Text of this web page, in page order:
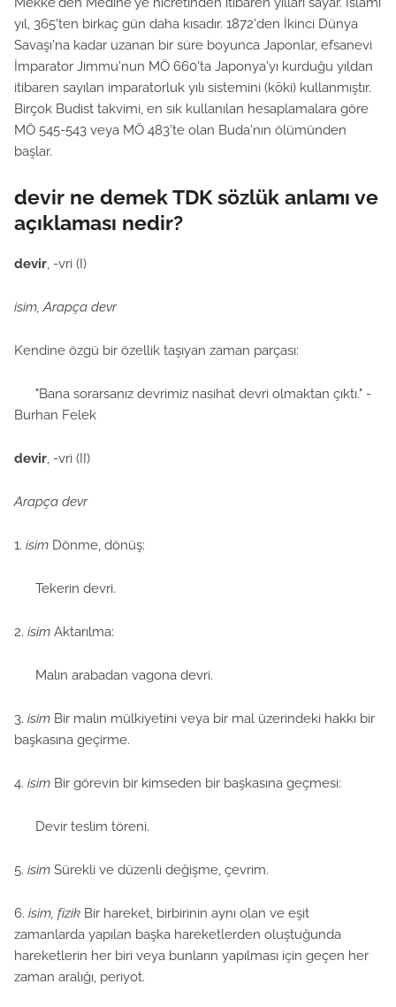
yıl, 365'ten birkaç gün daha kısadır. 1872'den İkinci Dünya
Savaşı'na kadar uzanan bir süre boyunca Japonlar, efsanevi
İmparator Jimmu'nun MÖ 660'ta Japonya'yı kurduğu yıldan
itibaren sayılan imparatorluk yılı sistemini (kōki) kullanmıştır.
Birçok Budist takvimi, en sık kullanılan hesaplamalara göre
MÖ 545-543 veya MÖ 483'te olan Buda'nın ölümünden
başlar.
devir ne demek TDK sözlük anlamı ve
açıklaması nedir?
devir, -vri (I)
isim, Arapça devr
Kendine özgü bir özellik taşıyan zaman parçası:
"Bana sorarsanız devrimiz nasihat devri olmaktan çıktı." -
Burhan Felek
devir, -vri (II)
Arapça devr
1. isim Dönme, dönüş:
Tekerin devri.
2. isim Aktarılma:
Malın arabadan vagona devri.
3. isim Bir malın mülkiyetini veya bir mal üzerindeki hakkı bir
başkasına geçirme.
4. isim Bir görevin bir kimseden bir başkasına geçmesi:
Devir teslim töreni.
5. isim Sürekli ve düzenli değişme, çevrim.
6. isim, fizik Bir hareket, birbirinin aynı olan ve eşit
zamanlarda yapılan başka hareketlerden oluştuğunda
hareketlerin her biri veya bunların yapılması için geçen her
zaman aralığı, periyot.